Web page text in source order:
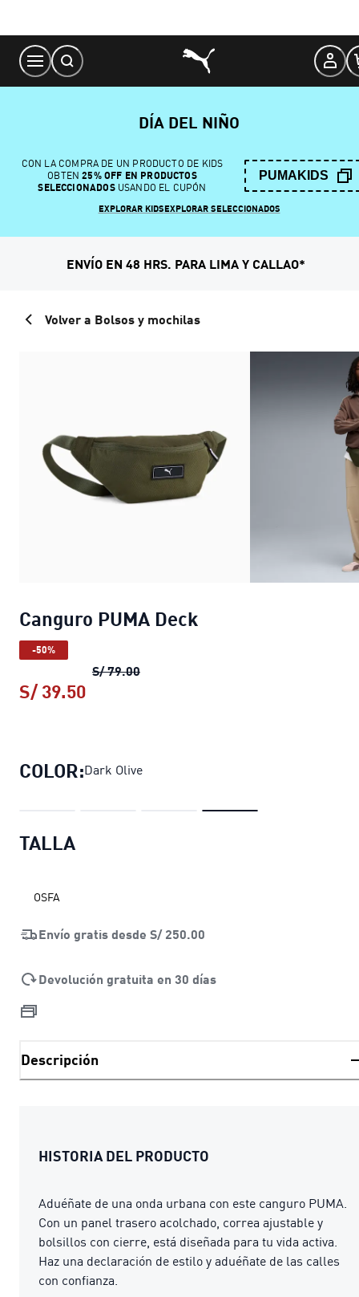
Content
DÍA DEL NIÑO
CON LA COMPRA DE UN PRODUCTO DE KIDS
OBTEN 25% OFF EN PRODUCTOS
SELECCIONADOSUSANDO EL CUPÓN
PUMAKIDS
EXPLORAR KIDSEXPLORAR SELECCIONADOS
ENVÍO EN 48 HRS. PARA LIMA Y CALLAO*
Volver a Bolsos y mochilas
Canguro PUMA Deck
-50%
S/ 79.00Canguro PUMA Deck
S/ 39.50
COLOR:Dark Olive
TALLA
OSFA
Envío gratis desde S/ 250.00
Devolución gratuita en 30 días
Descripción
HISTORIA DEL PRODUCTO
Aduéñate de una onda urbana con este canguro PUMA.
Con un panel trasero acolchado, correa ajustable y
bolsillos con cierre, está diseñada para tu vida activa.
Haz una declaración de estilo y aduéñate de las calles
con confianza.